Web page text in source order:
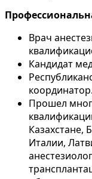
Врач
Кандидат
координатор.
Прошел
Казахстане,
Италии,